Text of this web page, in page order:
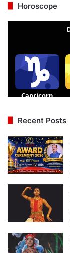
Horoscope
Recent Posts